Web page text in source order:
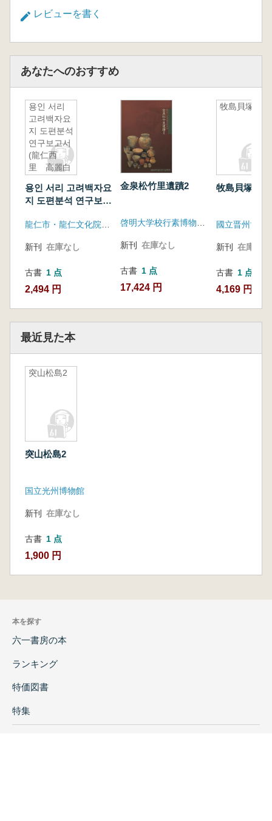
レビューを書く
あなたへのおすすめ
용인 서리
고려백자요
지 도편분석
연구보고서
(龍仁西
里 高麗白
分析研究報
告書)
용인 서리 고려백자요
지 도편분석 연구보고
磁窯址瓦片分析研究
新刊 在庫なし
古書 1 点
2,494 円
金泉松竹里遺蹟2
新刊 在庫なし
古書 1 点
17,424 円
牧島貝塚
牧島貝塚
國立晋州博物
新刊 在庫なし
古書 1 点
4,169 円
最近見た本
突山松島2
突山松島2
国立光州博物館
新刊 在庫なし
古書 1 点
1,900 円
本を探す
六一書房の本
ランキング
特価図書
特集